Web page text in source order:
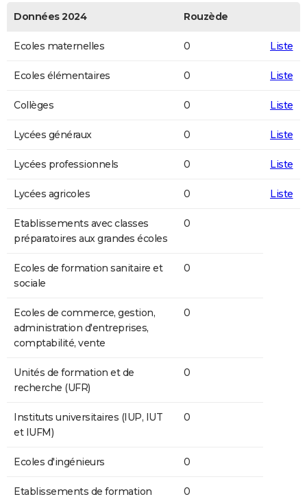
Données 2024 Rouzède
Ecoles maternelles 0 Liste
Ecoles élémentaires 0 Liste
Collèges 0 Liste
Lycées généraux 0 Liste
Lycées professionnels 0 Liste
Lycées agricoles 0 Liste
Etablissements avec classes
préparatoires aux grandes écoles
0
Ecoles de formation sanitaire et
sociale
0
Ecoles de commerce, gestion,
administration d'entreprises,
comptabilité, vente
0
Unités de formation et de
recherche (UFR)
0
Instituts universitaires (IUP, IUT
et IUFM)
0
Ecoles d'ingénieurs 0
Etablissements de formation
0